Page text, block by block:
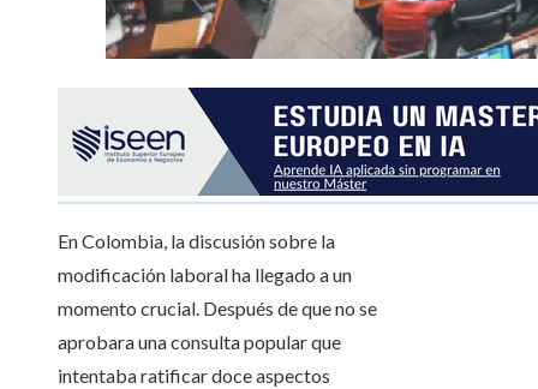
En Colombia, la discusión sobre la
modificación laboral ha llegado a un
momento crucial. Después de que no se
aprobara una consulta popular que
intentaba ratificar doce aspectos